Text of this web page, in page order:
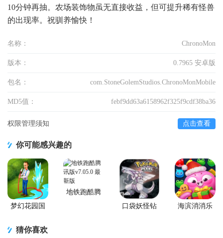
10分钟再抽。农场装饰物虽无直接收益，但可提升稀有怪兽
的出现率。祝驯养愉快！
名称： ChronoMon
版本： 0.7965 安卓版
包名： com.StoneGolemStudios.ChronoMonMobile
MD5值： febf9dd63a6158962f325f9cdf38ba36
权限管理须知 点击查看
你可能感兴趣的
梦幻花园国
地铁跑酷腾
口袋妖怪钻
海滨消消乐
猜你喜欢